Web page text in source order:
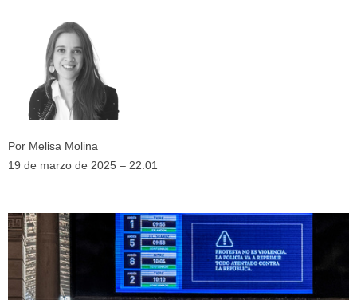
Por Melisa Molina
19 de marzo de 2025 – 22:01